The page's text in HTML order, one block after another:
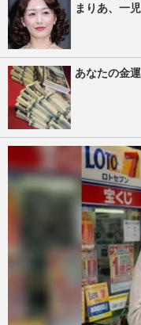
まりあ、一
あなたの金